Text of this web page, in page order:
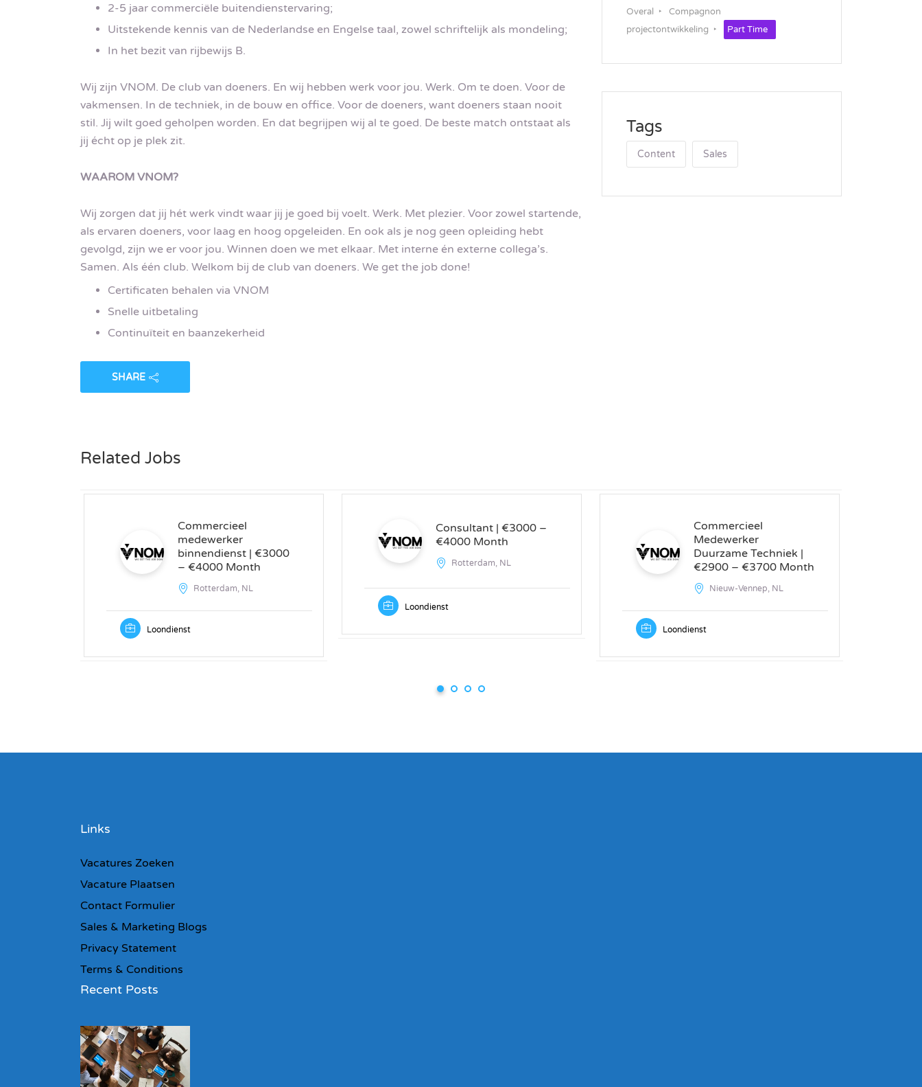
2-5 jaar commerciële buitendienstervaring;
Uitstekende kennis van de Nederlandse en Engelse taal, zowel schriftelijk als mondeling;
In het bezit van rijbewijs B.
Wij zijn VNOM. De club van doeners. En wij hebben werk voor jou. Werk. Om te doen. Voor de
vakmensen. In de techniek, in de bouw en office. Voor de doeners, want doeners staan nooit
stil. Jij wilt goed geholpen worden. En dat begrijpen wij al te goed. De beste match ontstaat als
jij écht op je plek zit.
WAAROM VNOM?
Wij zorgen dat jij hét werk vindt waar jij je goed bij voelt. Werk. Met plezier. Voor zowel startende,
als ervaren doeners, voor laag en hoog opgeleiden. En ook als je nog geen opleiding hebt
gevolgd, zijn we er voor jou. Winnen doen we met elkaar. Met interne én externe collega’s.
Samen. Als één club. Welkom bij de club van doeners. We get the job done!
Certificaten behalen via VNOM
Snelle uitbetaling
Continuïteit en baanzekerheid
SHARE
Overal
Compagnon
projectontwikkeling
Part Time
Tags
Content Sales
Related Jobs
Commercieel
medewerker
binnendienst | €3000
– €4000 Month
Rotterdam, NL
Loondienst
Consultant | €3000 –
€4000 Month
Rotterdam, NL
Loondienst
Commercieel
Medewerker
Duurzame Techniek |
€2900 – €3700 Month
Nieuw-Vennep, NL
Loondienst
Links
Vacatures Zoeken
Vacature Plaatsen
Contact Formulier
Sales & Marketing Blogs
Privacy Statement
Terms & Conditions
Recent Posts